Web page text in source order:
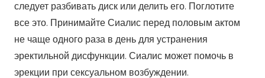
следует разбивать диск или делить его. Поглотите
все это. Принимайте Сиалис перед половым актом
не чаще одного раза в день для устранения
эректильной дисфункции. Сиалис может помочь в
эрекции при сексуальном возбуждении.